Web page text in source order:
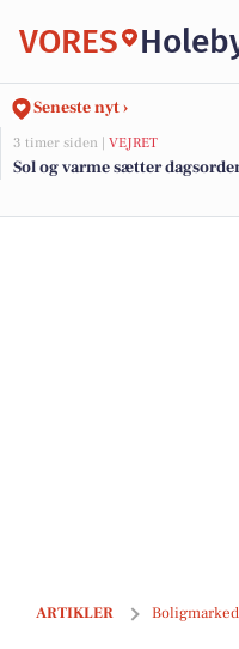
VORES
Seneste nyt ›
3 timer siden | VEJRET
Sol og varme sætter
ARTIKLER Boligmarked
Rennebæksvej 18 i